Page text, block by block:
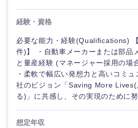
東海地方
岐阜県
経験・資格
必要な能力・経験(Qualifications)
件)】 ・自動車メーカーまたは部品
と量産経験 (マネージャー採用の場
・柔軟で幅広い発想力と高いコミ
社のビジョン「Saving More Lives(
る)」に共感し、その実現のために
想定年収